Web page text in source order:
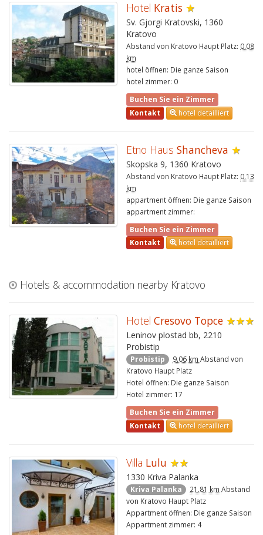
Hotel Kratis ★
Sv. Gjorgi Kratovski, 1360
Kratovo
Abstand von Kratovo Haupt Platz: 0.08
km
hotel öffnen: Die ganze Saison
hotel zimmer: 0
Buchen Sie ein Zimmer
Kontakt
hotel detailliert
Etno Haus Shancheva ★
Skopska 9, 1360 Kratovo
Abstand von Kratovo Haupt Platz: 0.13
km
appartment öffnen: Die ganze Saison
appartment zimmer:
Buchen Sie ein Zimmer
Kontakt
hotel detailliert
Hotels & accommodation nearby Kratovo
Hotel Cresovo Topce ★★★
Leninov plostad bb, 2210
Probistip
Probistip 9.06 km Abstand von
Kratovo Haupt Platz
Hotel öffnen: Die ganze Saison
Hotel zimmer: 17
Buchen Sie ein Zimmer
Kontakt
hotel detailliert
Villa Lulu ★★
1330 Kriva Palanka
Kriva Palanka 21.81 km Abstand
von Kratovo Haupt Platz
Appartment öffnen: Die ganze Saison
Appartment zimmer: 4